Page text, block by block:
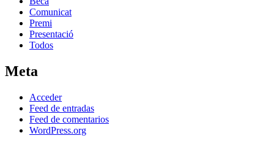
Comunicat
Premi
Presentació
Todos
Meta
Acceder
Feed de entradas
Feed de comentarios
WordPress.org